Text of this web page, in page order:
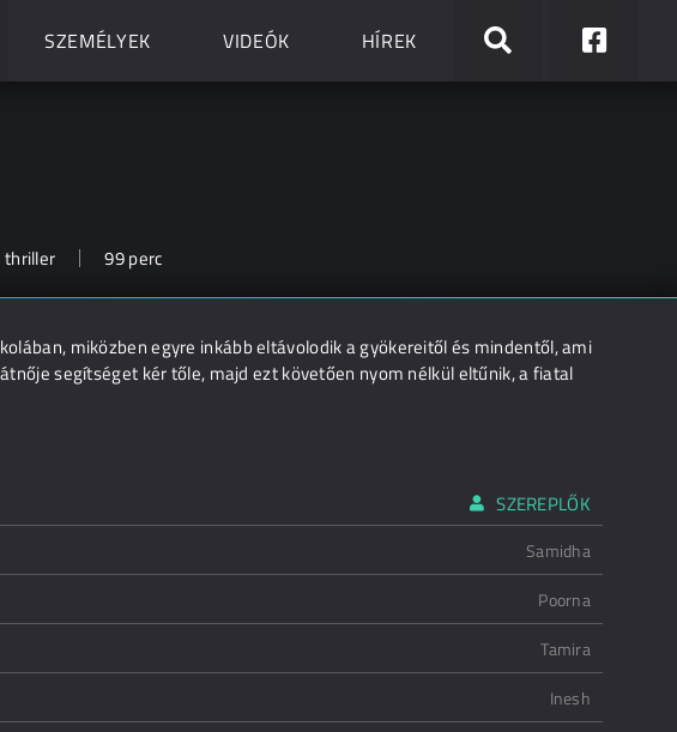
SZEMÉLYEK VIDEÓK HÍREK
thriller 99 perc
miközben egyre inkább eltávolodik a gyökereitől és mindentől, ami
segítséget kér tőle, majd ezt követően nyom nélkül eltűnik, a fiatal
SZEREPLŐK
Samidha
Poorna
Tamira
Inesh